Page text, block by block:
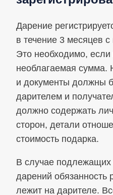
Дарение
в течение 3 месяцев
Это необходимо,
необлагаемая
и документы должны
дарителем и
должно содержать
сторон, детали
стоимость подарка.
В случае
дарений обязанность
лежит на дарителе.